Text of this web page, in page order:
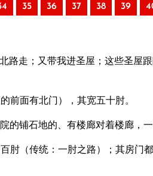
35 36 37 38 39
路走；又带我进圣屋；这些圣屋
前面有北门），其宽五十肘。
铺石地的、有楼廊对着楼廊，一
肘（传统：一肘之路）；其房门都